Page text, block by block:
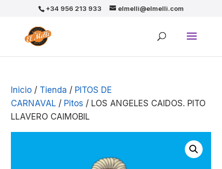
+34 956 213 933 elmelli@elmelli.com
Inicio / Tienda / PITOS DE
CARNAVAL / Pitos / LOS ANGELES CAIDOS. PITO
LLAVERO CAIMOBIL